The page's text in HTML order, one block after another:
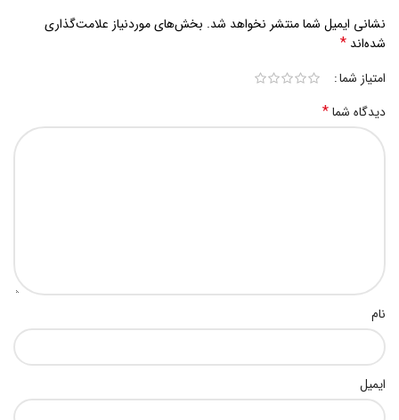
نشانی ایمیل شما منتشر نخواهد شد. بخش‌های موردنیاز علامت‌گذاری
شده‌اند *
امتیاز شما
دیدگاه شما*
نام
ایمیل